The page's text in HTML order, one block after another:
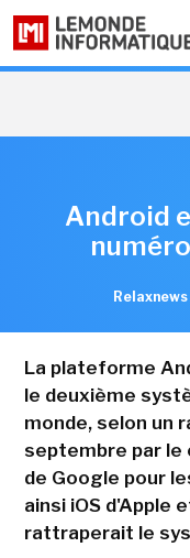
Android
Relaxnews
La plateforme
le deuxième
monde, selon un
septembre par le
de Google pour
ainsi iOS d'Apple
rattraperait le